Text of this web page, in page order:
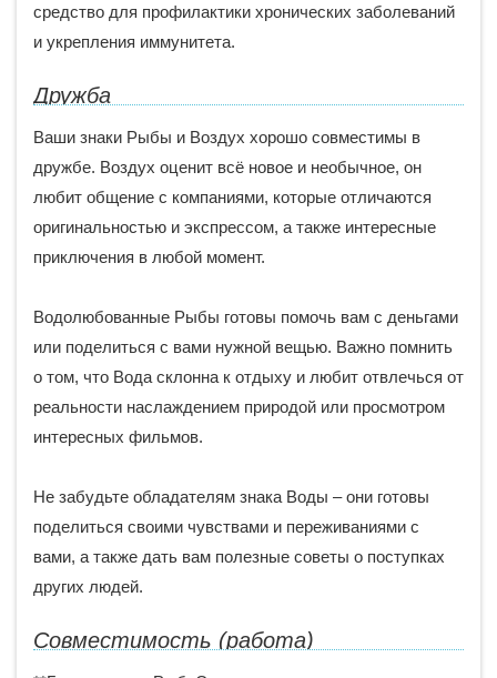
средство для профилактики хронических заболеваний
и укрепления иммунитета.
Дружба
Ваши знаки Рыбы и Воздух хорошо совместимы в
дружбе. Воздух оценит всё новое и необычное, он
любит общение с компаниями, которые отличаются
оригинальностью и экспрессом, а также интересные
приключения в любой момент.
Водолюбованные Рыбы готовы помочь вам с деньгами
или поделиться с вами нужной вещью. Важно помнить
о том, что Вода склонна к отдыху и любит отвлечься от
реальности наслаждением природой или просмотром
интересных фильмов.
Не забудьте обладателям знака Воды – они готовы
поделиться своими чувствами и переживаниями с
вами, а также дать вам полезные советы о поступках
других людей.
Совместимость (работа)